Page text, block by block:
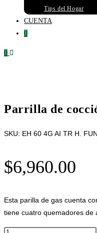
Tips del Hogar
CUENTA
0
0
Parrilla de
SKU: EH 60 4G AI TR H.
$6,960.00
Esta parilla de gas cuenta
tiene cuatro quemadores de